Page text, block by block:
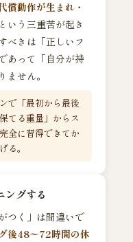
償動作が生まれ・
という三重苦が起き
べきは「正しいフ
あって「自分が持
ません。
で「最初から最後
てる重量」からス
全に習得できてか
る。
ングする
つく」は間違いで
後48〜72時間の休